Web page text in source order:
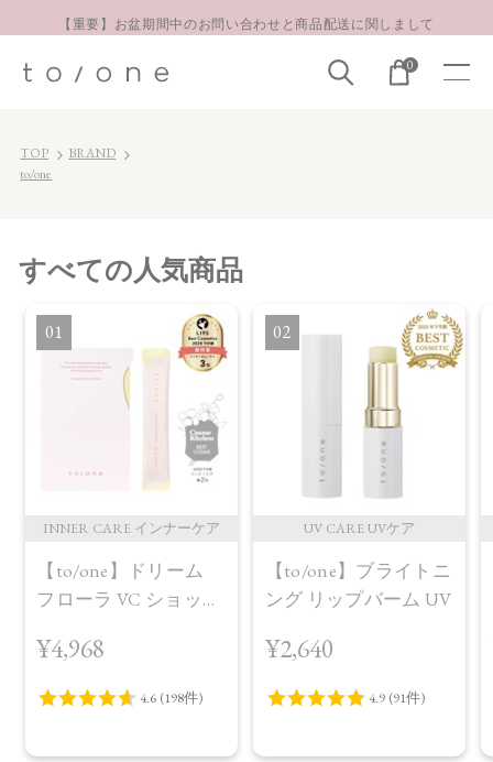
【重要】お盆期間中のお問い合わせと商品配送に関しまして
LINE お友達登録 500円OFFクーポンプレゼント
0
TOP
BRAND
to/one
すべての人気商品
1
INNER CARE インナーケア
【to/one】ドリーム
フローラ VC ショット
¥4,968
2
UV CARE UVケア
【to/one】ブライトニ
ング リップバーム UV
¥2,640